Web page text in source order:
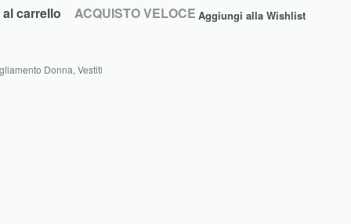
carrello ACQUISTO VELOCE Aggiungi alla Wishlist
Donna, Vestiti